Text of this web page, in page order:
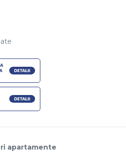
apartamente